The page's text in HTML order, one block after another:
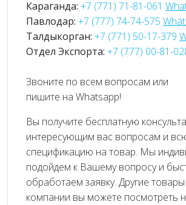
Караганда: +7 (771) 71-81-061
Павлодар: +7 (777) 74-74-575
Талдыкорган: +7 (771) 50-17-379
Отдел Экспорта: +7 (777) 00-81-
Звоните по всем вопросам или
пишите на Whatsapp!
Вы получите бесплатную
интересующим вас вопросам и
спецификацию на товар. Мы
подойдем к Вашему вопросу и
обработаем заявку. Другие
компании вы можете посмотреть